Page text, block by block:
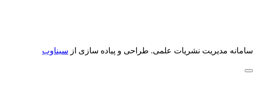
سامانه مدیریت نشریات علمی. طراحی و پیاده سازی از سیناوب